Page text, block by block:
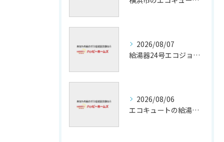
2026/08/07
給湯器24号エコジョーズの省エネ技術解説
2026/08/06
エコキュートの給湯効率と省エネ効果